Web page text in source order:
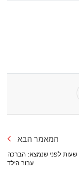
המאמר הבא
שעות לפני שנמצא: הברכה
עבור הילד